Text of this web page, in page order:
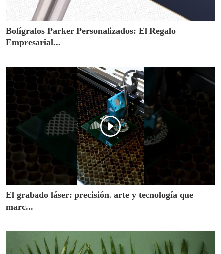
Bolígrafos Parker Personalizados: El Regalo
Empresarial...
El grabado láser: precisión, arte y tecnología que
marc...